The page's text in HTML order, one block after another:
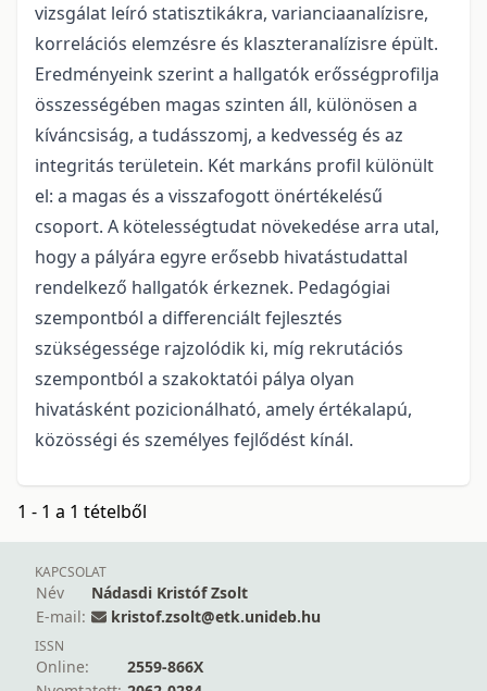
vizsgálat leíró statisztikákra, varianciaanalízisre,
korrelációs elemzésre és klaszteranalízisre épült.
Eredményeink szerint a hallgatók erősségprofilja
összességében magas szinten áll, különösen a
kíváncsiság, a tudásszomj, a kedvesség és az
integritás területein. Két markáns profil különült
el: a magas és a visszafogott önértékelésű
csoport. A kötelességtudat növekedése arra utal,
hogy a pályára egyre erősebb hivatástudattal
rendelkező hallgatók érkeznek. Pedagógiai
szempontból a differenciált fejlesztés
szükségessége rajzolódik ki, míg rekrutációs
szempontból a szakoktatói pálya olyan
hivatásként pozicionálható, amely értékalapú,
közösségi és személyes fejlődést kínál.
1 - 1 a 1 tételből
KAPCSOLAT
Név
Nádasdi Kristóf Zsolt
E-mail:
kristof.zsolt@etk.unideb.hu
ISSN
Online:
2559-866X